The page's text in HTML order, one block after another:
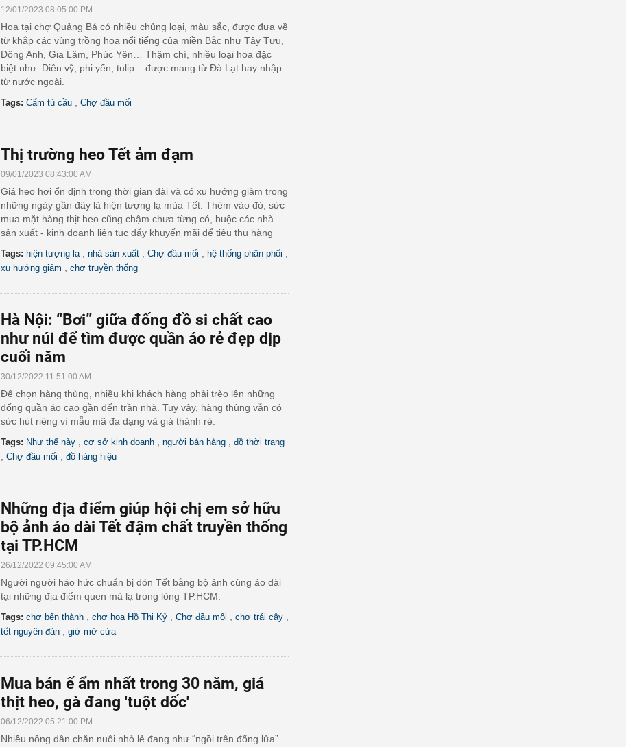
12/01/2023 08:05:00 PM
Hoa tại chợ Quảng Bá có nhiều chủng loại, màu sắc, được đưa về
từ khắp các vùng trồng hoa nổi tiếng của miền Bắc như Tây Tựu,
Đông Anh, Gia Lâm, Phúc Yên… Thậm chí, nhiều loại hoa đặc
biệt như: Diên vỹ, phi yến, tulip... được mang từ Đà Lạt hay nhập
từ nước ngoài.
Tags: Cẩm tú cầu Chợ đầu mối
Thị trường heo Tết ảm đạm
09/01/2023 08:43:00 AM
Giá heo hơi ổn định trong thời gian dài và có xu hướng giảm trong
những ngày gần đây là hiện tượng lạ mùa Tết. Thêm vào đó, sức
mua mặt hàng thịt heo cũng chậm chưa từng có, buộc các nhà
sản xuất - kinh doanh liên tục đẩy khuyến mãi để tiêu thụ hàng
Tags: hiện tượng lạ nhà sản xuất Chợ đầu mối hệ thống phân phối
xu hướng giảm chợ truyền thống
Hà Nội: “Bơi” giữa đống đồ si chất cao
như núi để tìm được quần áo rẻ đẹp dịp
cuối năm
30/12/2022 11:51:00 AM
Để chọn hàng thùng, nhiều khi khách hàng phải trèo lên những
đống quần áo cao gần đến trần nhà. Tuy vậy, hàng thùng vẫn có
sức hút riêng vì mẫu mã đa dạng và giá thành rẻ.
Tags: Như thế này cơ sở kinh doanh người bán hàng đồ thời trang
Chợ đầu mối đồ hàng hiệu
Những địa điểm giúp hội chị em sở hữu
bộ ảnh áo dài Tết đậm chất truyền thống
tại TP.HCM
26/12/2022 09:45:00 AM
Người người háo hức chuẩn bị đón Tết bằng bộ ảnh cùng áo dài
tại những địa điểm quen mà lạ trong lòng TP.HCM.
Tags: chợ bến thành chợ hoa Hồ Thị Kỷ Chợ đầu mối chợ trái cây
tết nguyên đán giờ mở cửa
Mua bán ế ẩm nhất trong 30 năm, giá
thịt heo, gà đang 'tuột dốc'
06/12/2022 05:21:00 PM
Nhiều nông dân chăn nuôi nhỏ lẻ đang như “ngồi trên đống lửa”